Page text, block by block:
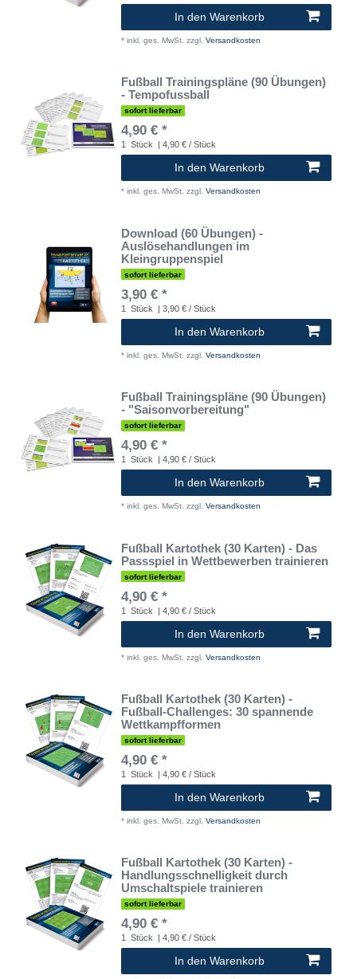
In den Warenkorb
* inkl. ges. MwSt. zzgl. Versandkosten
Fußball Trainingspläne (90 Übungen)
- Tempofussball
sofort lieferbar
4,90 € *
1 Stück | 4,90 € / Stück
In den Warenkorb
* inkl. ges. MwSt. zzgl. Versandkosten
Download (60 Übungen) -
Auslösehandlungen im
Kleingruppenspiel
sofort lieferbar
3,90 € *
1 Stück | 3,90 € / Stück
In den Warenkorb
* inkl. ges. MwSt. zzgl. Versandkosten
Fußball Trainingspläne (90 Übungen)
- "Saisonvorbereitung"
sofort lieferbar
4,90 € *
1 Stück | 4,90 € / Stück
In den Warenkorb
* inkl. ges. MwSt. zzgl. Versandkosten
Fußball Kartothek (30 Karten) - Das
Passspiel in Wettbewerben trainieren
sofort lieferbar
4,90 € *
1 Stück | 4,90 € / Stück
In den Warenkorb
* inkl. ges. MwSt. zzgl. Versandkosten
Fußball Kartothek (30 Karten) -
Fußball-Challenges: 30 spannende
Wettkampfformen
sofort lieferbar
4,90 € *
1 Stück | 4,90 € / Stück
In den Warenkorb
* inkl. ges. MwSt. zzgl. Versandkosten
Fußball Kartothek (30 Karten) -
Handlungsschnelligkeit durch
Umschaltspiele trainieren
sofort lieferbar
4,90 € *
1 Stück | 4,90 € / Stück
In den Warenkorb